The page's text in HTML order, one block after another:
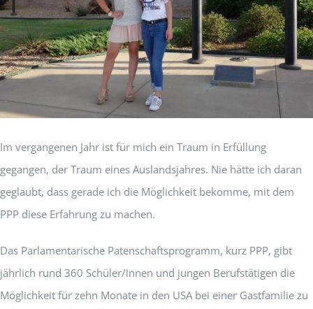
Im vergangenen Jahr ist für mich ein Traum in Erfüllung
gegangen, der Traum eines Auslandsjahres. Nie hätte ich daran
geglaubt, dass gerade ich die Möglichkeit bekomme, mit dem
PPP diese Erfahrung zu machen.
Das Parlamentarische Patenschaftsprogramm, kurz PPP, gibt
jährlich rund 360 Schüler/innen und jungen Berufstätigen die
Möglichkeit für zehn Monate in den USA bei einer Gastfamilie zu